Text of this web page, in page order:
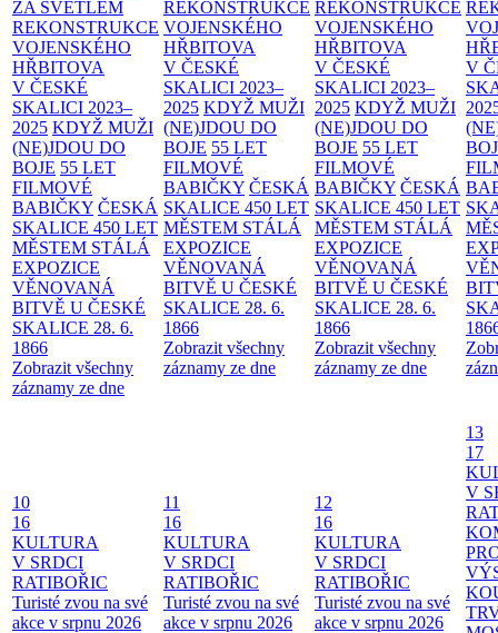
ZA SVĚTLEM
REKONSTRUKCE
VOJENSKÉHO
HŘBITOVA
V ČESKÉ
SKALICI 2023–
2025 KDYŽ MUŽI
(NE)JDOU DO
BOJE 55 LET
FILMOVÉ
BABIČKY ČESKÁ
SKALICE 450 LET
MĚSTEM STÁLÁ
EXPOZICE
VĚNOVANÁ
BITVĚ U ČESKÉ
SKALICE 28. 6.
1866
Zobrazit všechny
záznamy ze dne
REKONSTRUKCE
VOJENSKÉHO
HŘBITOVA
V ČESKÉ
SKALICI 2023–
2025 KDYŽ MUŽI
(NE)JDOU DO
BOJE 55 LET
FILMOVÉ
BABIČKY ČESKÁ
SKALICE 450 LET
MĚSTEM STÁLÁ
EXPOZICE
VĚNOVANÁ
BITVĚ U ČESKÉ
SKALICE 28. 6.
1866
Zobrazit všechny
záznamy ze dne
REKONSTRUKCE
VOJENSKÉHO
HŘBITOVA
V ČESKÉ
SKALICI 2023–
2025 KDYŽ MUŽI
(NE)JDOU DO
BOJE 55 LET
FILMOVÉ
BABIČKY ČESKÁ
SKALICE 450 LET
MĚSTEM STÁLÁ
EXPOZICE
VĚNOVANÁ
BITVĚ U ČESKÉ
SKALICE 28. 6.
1866
Zobrazit všechny
záznamy ze dne
V
10
16
KULTURA
V SRDCI
RATIBOŘIC
Turisté zvou na své
akce v srpnu 2026
11
16
KULTURA
V SRDCI
RATIBOŘIC
Turisté zvou na své
akce v srpnu 2026
12
16
KULTURA
V SRDCI
RATIBOŘIC
Turisté zvou na své
akce v srpnu 2026
13
17
V